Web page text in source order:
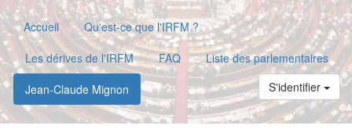
Accueil
Qu'est-ce que l'IRFM ?
Les dérives de l'IRFM
FAQ
Liste des parlementaires
Jean-Claude Mignon
S'identifier